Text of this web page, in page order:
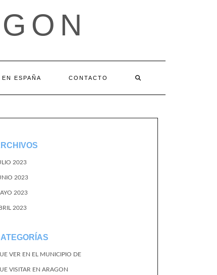
EN ESPAÑA CONTACTO
2023
2023
2023
2023
VER EN EL MUNICIPIO DE
VISITAR EN ARAGON